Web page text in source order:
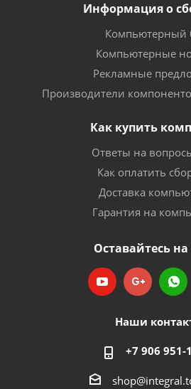
Информация о
Компьютерный
Компьютерные
Рекламные
Производители
Как купить
Ответы на
Как оплатить
Доставка
Гарантия на
Оставайтесь на
Наши
+7 906 951-